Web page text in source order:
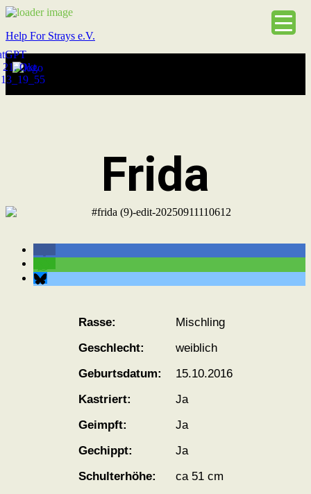
Help For Strays e.V.
Frida
Rasse:
Geschlecht:
Geburtsdatum:
Kastriert:
Geimpft:
Gechippt:
Schulterhöhe:
Mischling
weiblich
15.10.2016
Ja
Ja
Ja
ca 51 cm